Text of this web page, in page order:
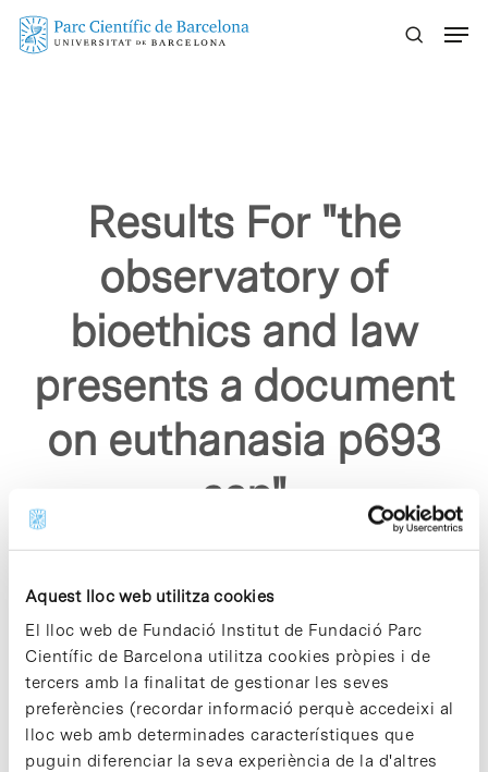
Aquest lloc web utilitza cookies
El lloc web de Fundació Institut de Fundació Parc
Científic de Barcelona utilitza cookies pròpies i de
tercers amb la finalitat de gestionar les seves
preferències (recordar informació perquè accedeixi al
lloc web amb determinades característiques que
puguin diferenciar la seva experiència de la d'altres
Skip
Results For "the
observatory of
bioethics and law
presents a document
on euthanasia p693
asp"
Sorry, no results were found.
Please try again with different keywords.